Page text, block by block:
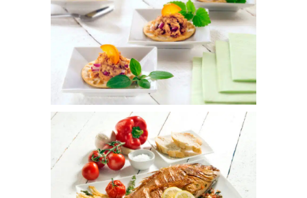
Thunfisch-Creme
Orange & Essig
Gegrillte Dorade „Lemon“
Zitrone & Essig